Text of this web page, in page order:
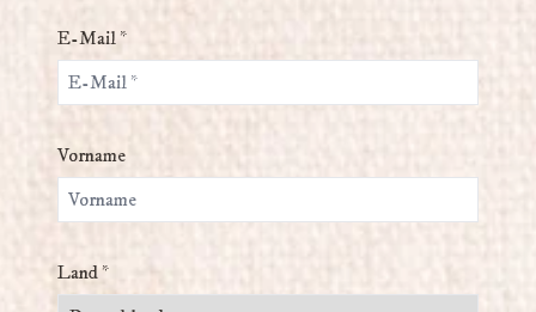
E-Mail *
Vorname
Land *